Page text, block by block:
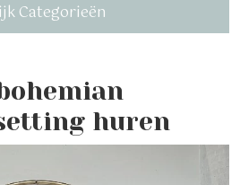
Categorieën
huren